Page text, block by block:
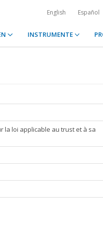
English Español
INSTRUMENTE
la loi applicable au trust et à sa